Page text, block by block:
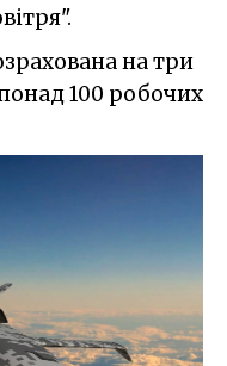
на три
100 робочих